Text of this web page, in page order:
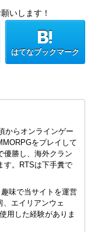
いします！
はてなブックマーク
からオンラインゲー
をプレイして
優勝し、海外クラン
す。RTSは下手糞で
味で当サイトを運営
、エイリアンウェ
用した経験がありま